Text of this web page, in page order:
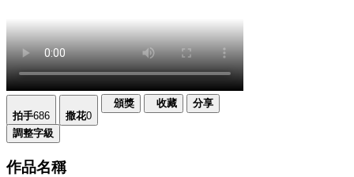
拍手686 撒花0
頒獎 收藏 分享
調整字級
作品名稱